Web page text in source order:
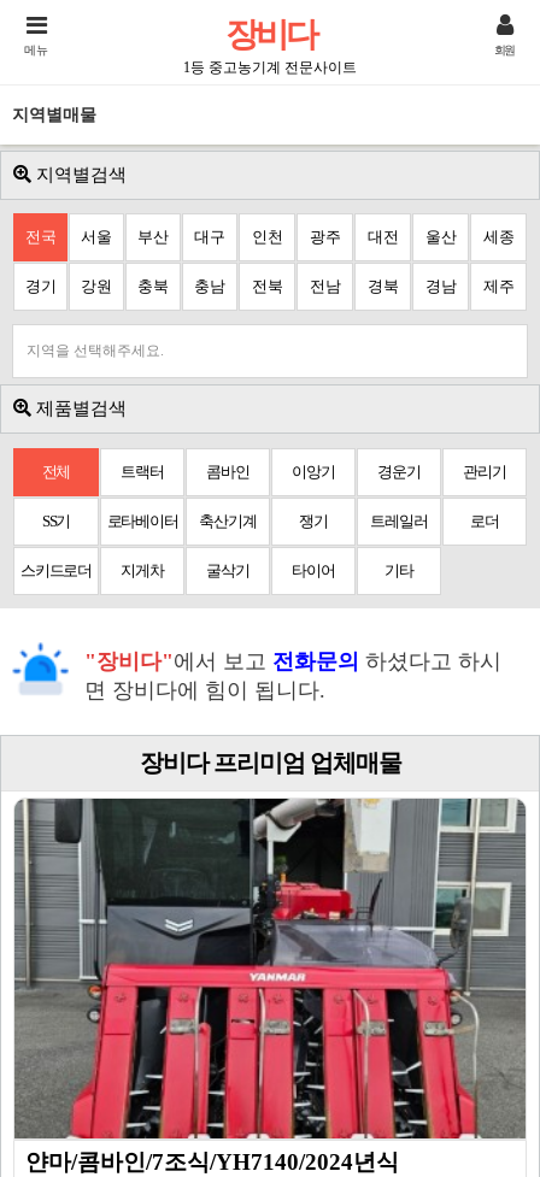
장비다
1등 중고농기계 전문사이트
메뉴 회원
지역별매물
지역별검색
전국 서울 부산 대구 인천 광주 대전 울산 세종
경기 강원 충북 충남 전북 전남 경북 경남 제주
지역을 선택해주세요.
제품별검색
전체 트랙터 콤바인 이앙기 경운기 관리기
SS기 로타베이터 축산기계 쟁기 트레일러 로더
스키드로더 지게차 굴삭기 타이어 기타
"장비다"에서 보고 전화문의 하셨다고 하시
면 장비다에 힘이 됩니다.
장비다 프리미엄 업체매물
얀마/콤바인/7조식/YH7140/2024년식